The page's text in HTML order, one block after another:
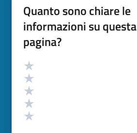
Quanto sono chiare le
informazioni su questa
pagina?
Valutazione